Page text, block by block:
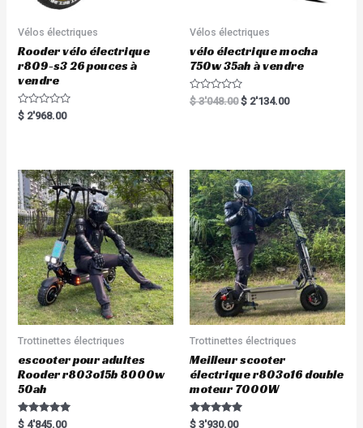
Vélos électriques
Rooder vélo électrique
r809-s3 26 pouces à
vendre
R
a
o
u
t
o
f
5
$ 2'968.00
Vélos électriques
vélo électrique mocha
750w 35ah à vendre
R
a
t
o
f
5
$3'048.00 $ 2'134.00
Trottinettes électriques
escooter pour adultes
Rooder r803o15b 8000w
50ah
Rated
$ 4'845.00
Trottinettes électriques
Meilleur scooter
électrique r803o16 double
moteur 7000W
Rated
$ 3'930.00